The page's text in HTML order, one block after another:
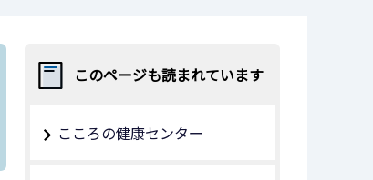
このページも読まれています
こころの健康センター